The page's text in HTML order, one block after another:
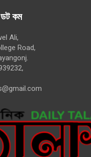
ডট কম
Ali,
Road,